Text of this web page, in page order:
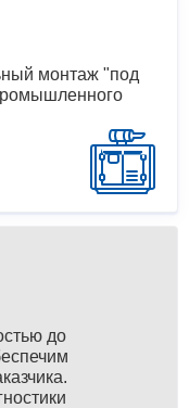
монтаж "под
до